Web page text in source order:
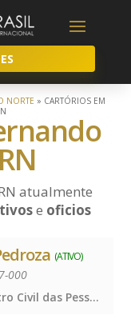
NORTE » CARTÓRIOS EM
atualmente
e oficios
(ATIVO)
000
Notas, Protesto de Títulos, Registro Civil das Pessoas Naturais e de Interdições e Tutelas, Registro de Imóveis, Registro de Títulos e Documentos e Civis das Pessoas Jurídicas, Notas, Protesto de Títulos, Registro Civil das Pessoas Naturais e de Interdições e Tutelas, Registro de Imóveis, Registro de Títulos e Documentos e Civis das Pessoas Jurídicas, Notas, Protesto de Títulos, Registro Civil das Pessoas Naturais e de Interdições e Tutelas, Registro de Imóveis, Registro de Títulos e Documentos e Civis das Pessoas Jurídicas